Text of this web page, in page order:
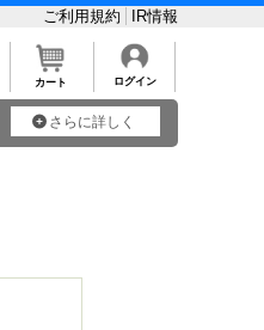
ご利用規約 IR情報
カート ログイン
さらに詳しく